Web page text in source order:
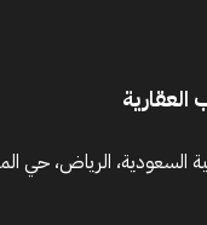
السعودية، الرياض، حي